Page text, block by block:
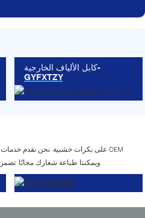
كابل الألياف الخارجية-
GYFXTZY
ويمكننا طباعة شعارك مجانًا. تضمن البكرة الخشبية السلامة وسهلة التعامل.